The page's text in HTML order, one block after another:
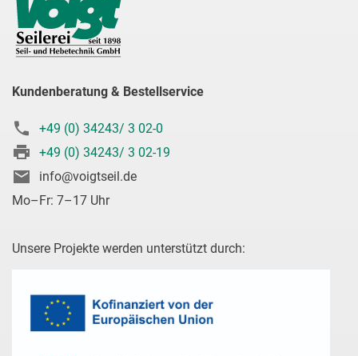
Kundenberatung & Bestellservice
+49 (0) 34243/ 3 02-0
+49 (0) 34243/ 3 02-19
info@voigtseil.de
Mo–Fr: 7–17 Uhr
Unsere Projekte werden unterstützt durch: